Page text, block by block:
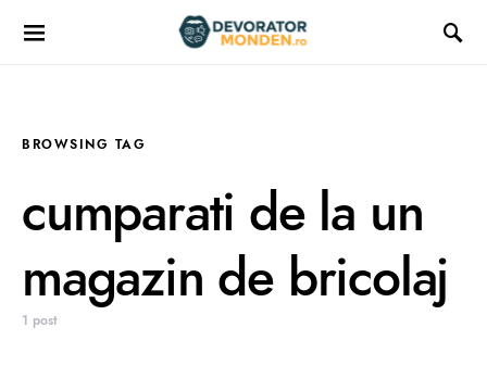
BROWSING TAG
cumparati de la un
magazin de bricolaj
1 post